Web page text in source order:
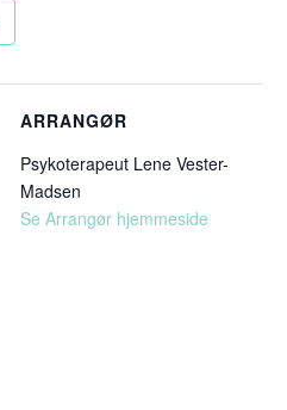
ARRANGØR
Psykoterapeut Lene Vester-
Madsen
Se Arrangør hjemmeside